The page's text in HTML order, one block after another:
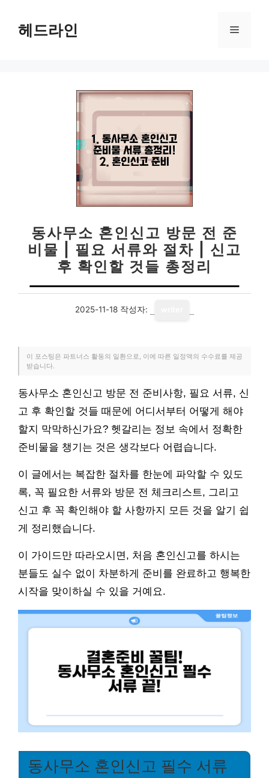
헤드라인 메
동사무소 혼인신고 방문 전 준
비물 | 필요 서류와 절차 | 신고
후 확인할 것들 총정리
2025-11-18 작성자:
이 포스팅은 파트너스 활동의 일환으로, 이에 따른 일정액의 수수료를 제공
받습니다.
동사무소 혼인신고 방문 전 준비사항, 필요 서류, 신
고 후 확인할 것들 때문에 어디서부터 어떻게 해야
할지 막막하신가요? 헷갈리는 정보 속에서 정확한
준비물을 챙기는 것은 생각보다 어렵습니다.
이 글에서는 복잡한 절차를 한눈에 파악할 수 있도
록, 꼭 필요한 서류와 방문 전 체크리스트, 그리고
신고 후 꼭 확인해야 할 사항까지 모든 것을 알기 쉽
게 정리했습니다.
이 가이드만 따라오시면, 처음 혼인신고를 하시는
분들도 실수 없이 차분하게 준비를 완료하고 행복한
시작을 맞이하실 수 있을 거예요.
동사무소 혼인신고 필수 서류